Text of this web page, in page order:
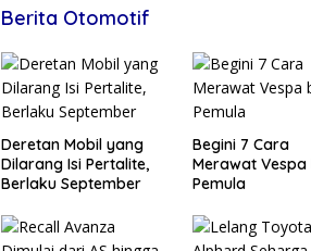
Berita Otomotif
Deretan Mobil yang
Dilarang Isi Pertalite,
Berlaku September
Begini 7 Cara
Merawat
Pemula